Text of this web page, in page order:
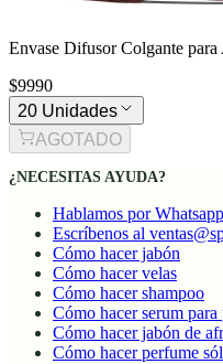
Envase Difusor Colgante
$9990
20 Unidades
AGOTADO
¿NECESITAS AYUDA?
Hablamos por
Escríbenos al
Cómo hacer jabón
Cómo hacer velas
Cómo hacer shampoo
Cómo hacer serum para
Cómo hacer jabón de
Cómo hacer perfume